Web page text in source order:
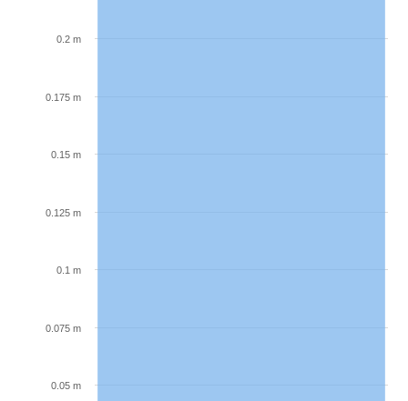
0.05 m
0.075 m
0.1 m
0.125 m
0.15 m
0.175 m
0.2 m